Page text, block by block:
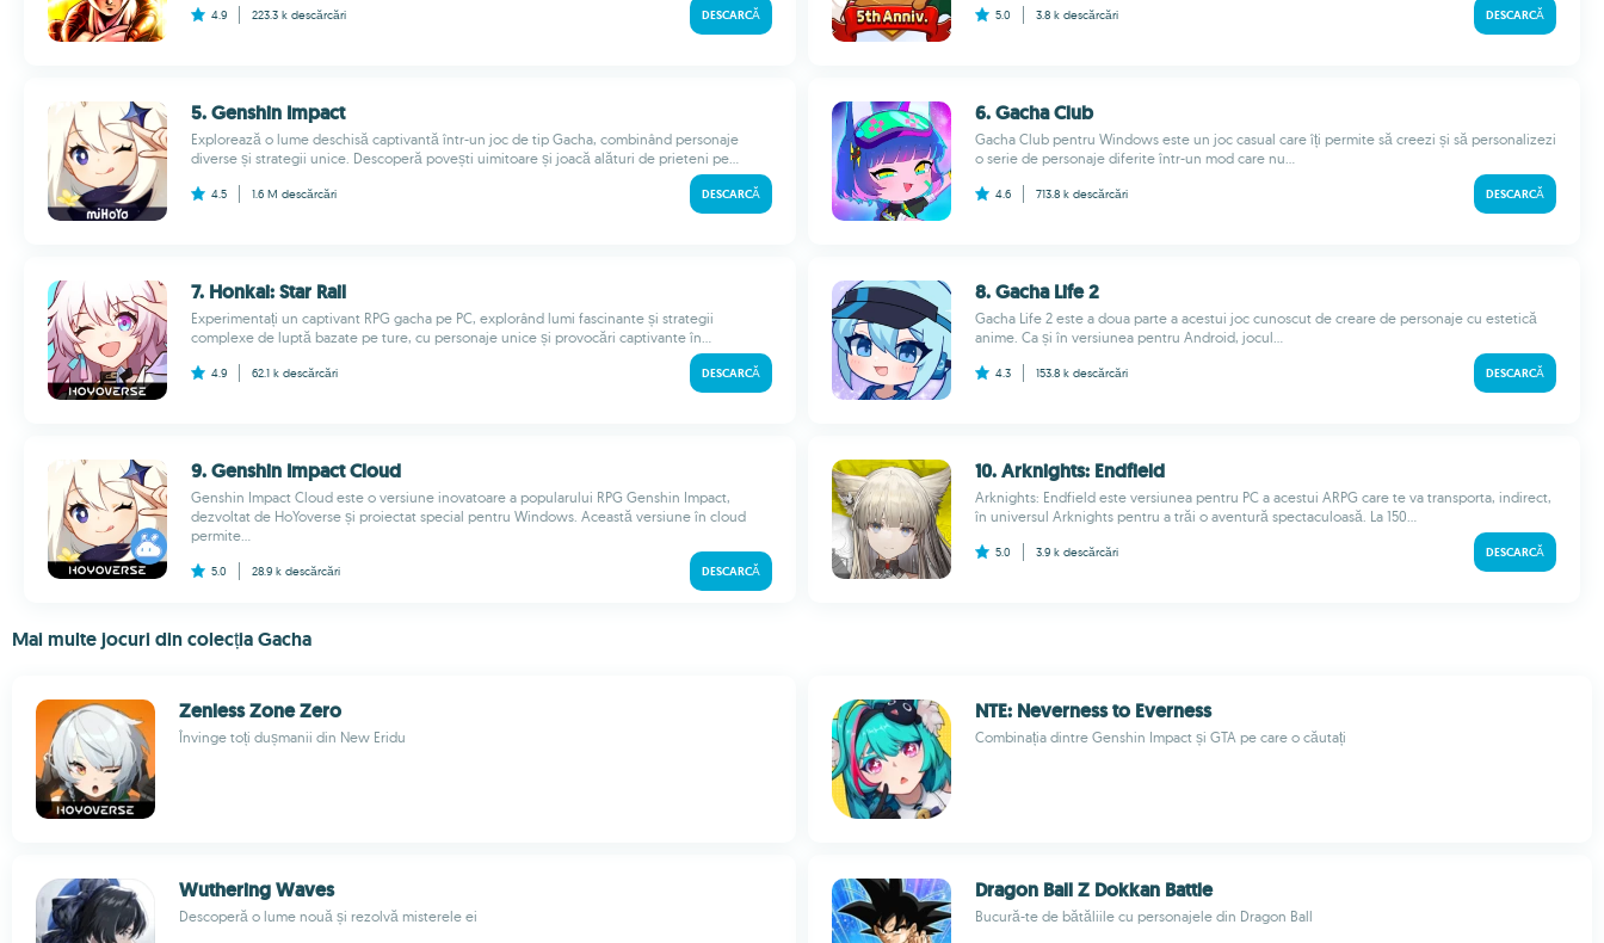
4.9 223.3 k descărcări DESCARCĂ 5.0 3.8 k descărcări DESCARCĂ
5. Genshin Impact
Explorează o lume deschisă captivantă într-un joc de tip Gacha, combinând personaje
diverse și strategii unice. Descoperă povești uimitoare și joacă alături de prieteni pe...
4.5 1.6 M descărcări DESCARCĂ
6. Gacha Club
Gacha Club pentru Windows este un joc casual care îți permite să creezi și să personalizezi
o serie de personaje diferite într-un mod care nu...
4.6 713.8 k descărcări DESCARCĂ
7. Honkai: Star Rail
Experimentați un captivant RPG gacha pe PC, explorând lumi fascinante și strategii
complexe de luptă bazate pe ture, cu personaje unice și provocări captivante în...
4.9 62.1 k descărcări DESCARCĂ
8. Gacha Life 2
Gacha Life 2 este a doua parte a acestui joc cunoscut de creare de personaje cu estetică
anime. Ca și în versiunea pentru Android, jocul...
4.3 153.8 k descărcări DESCARCĂ
9. Genshin Impact Cloud
Genshin Impact Cloud este o versiune inovatoare a popularului RPG Genshin Impact,
dezvoltat de HoYoverse și proiectat special pentru Windows. Această versiune în cloud
permite...
5.0 28.9 k descărcări DESCARCĂ
10. Arknights: Endfield
Arknights: Endfield este versiunea pentru PC a acestui ARPG care te va transporta, indirect,
în universul Arknights pentru a trăi o aventură spectaculoasă. La 150...
5.0 3.9 k descărcări DESCARCĂ
Mai multe jocuri din colecția Gacha
Zenless Zone Zero
Învinge toți dușmanii din New Eridu
NTE: Neverness to Everness
Combinația dintre Genshin Impact și GTA pe care o căutați
Wuthering Waves
Descoperă o lume nouă și rezolvă misterele ei
Dragon Ball Z Dokkan Battle
Bucură-te de bătăliile cu personajele din Dragon Ball